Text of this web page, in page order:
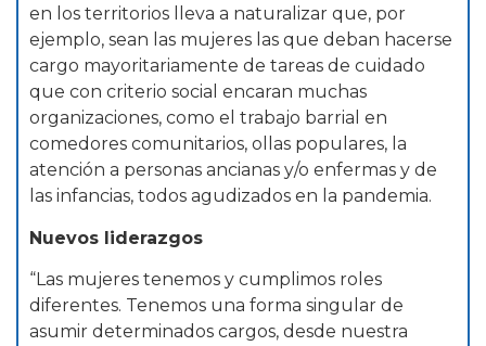
en los territorios lleva a naturalizar que, por
ejemplo, sean las mujeres las que deban hacerse
cargo mayoritariamente de tareas de cuidado
que con criterio social encaran muchas
organizaciones, como el trabajo barrial en
comedores comunitarios, ollas populares, la
atención a personas ancianas y/o enfermas y de
las infancias, todos agudizados en la pandemia.
Nuevos liderazgos
“Las mujeres tenemos y cumplimos roles
diferentes. Tenemos una forma singular de
asumir determinados cargos, desde nuestra